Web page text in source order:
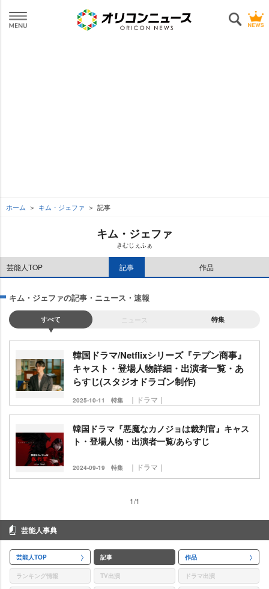
ホーム キム・ジェファ 記事
キム・ジェファ
きむじぇふぁ
芸能人TOP 記事 作品
キム・ジェファの記事・ニュース・速報
すべて ニュース 特集
韓国ドラマ/Netflixシリーズ『テプン商事』
キャスト・登場人物詳細・出演者一覧・あ
らすじ(スタジオドラゴン制作)
2025-10-11 特集 ｜ドラマ｜
韓国ドラマ『悪魔なカノジョは裁判官』キャス
ト・登場人物・出演者一覧/あらすじ
2024-09-19 特集 ｜ドラマ｜
1/1
芸能人事典
芸能人TOP 記事 作品
ランキング情報 TV出演 ドラマ出演